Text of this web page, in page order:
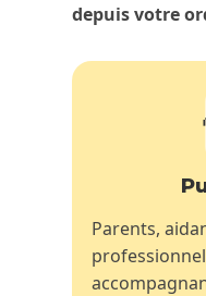
depuis votre
Parents,